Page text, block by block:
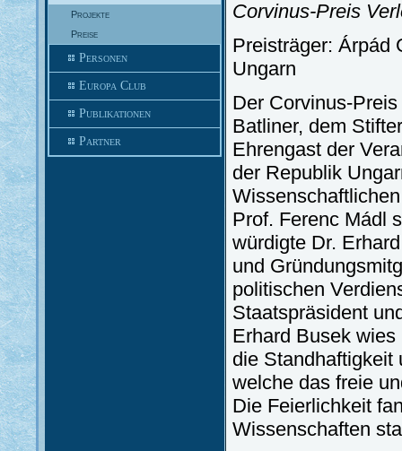
Projekte
Preise
Personen
Europa Club
Publikationen
Partner
Corvinus-Preis
Preisträger: Árpád
Ungarn
Der Corvinus-
Batliner, dem
Ehrengast der
der Republik
Prof. Ferenc Mádl
würdigte Dr.
und
politischen
Staatspräsident
Erhard Busek
die Standhaftigkeit
welche das freie
Die Feierlichkeit
Wissenschaften